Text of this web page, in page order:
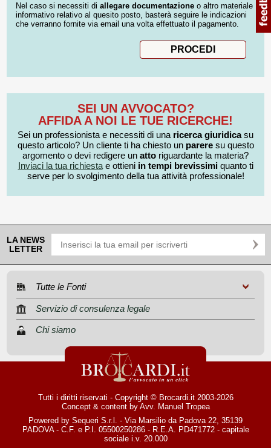
Nel caso si necessiti di allegare documentazione o altro materiale
informativo relativo al quesito posto, basterà seguire le indicazioni
che verranno fornite via email una volta effettuato il pagamento.
SEI UN AVVOCATO?
AFFIDA A NOI LE TUE RICERCHE!
Sei un professionista e necessiti di una ricerca giuridicasu
questo articolo? Un cliente ti ha chiesto un pareresu questo
argomento o devi redigere un atto riguardante la materia?
Inviaci la tua richiestae ottieni in tempi brevissimiquanto ti
serve per lo svolgimento della tua attività professionale!
LA NEWS
LETTER
Tutte le Fonti
Servizio di consulenza legale
Chi siamo
Tutti i diritti riservati - Copyright © Brocardi.it 2003-2026
Concept & content by Avv. Manuel Tropea
Powered by Sequeri S.r.l. - Via Marsilio da Padova 22, 35139
PADOVA - C.F. e P.I. 05500250286 - R.E.A. PD471772 - capitale
sociale i.v. 20.000